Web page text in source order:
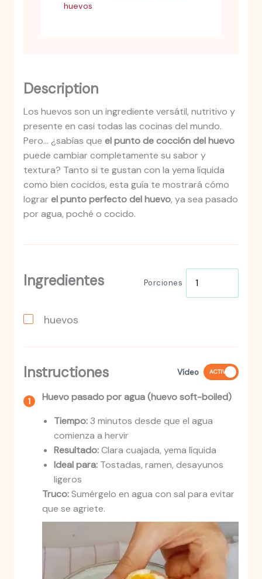
huevos
Description
Los huevos son un ingrediente versátil, nutritivo y
presente en casi todas las cocinas del mundo.
Pero… ¿sabías que el punto de cocción del huevo
puede cambiar completamente su sabor y
textura? Tanto si te gustan con la yema líquida
como bien cocidos, esta guía te mostrará cómo
lograrel punto perfecto del huevo, ya sea pasado
por agua, poché o cocido.
Ingredientes Porciones
huevos
Instructiones Vídeo ACTIVO
Huevo pasado por agua (huevo soft-boiled)
Tiempo:3 minutos desde que el agua
comienza a hervir
Resultado:Clara cuajada, yema líquida
Ideal para:Tostadas, ramen, desayunos
ligeros
Truco:Sumérgelo en agua con sal para evitar
que se agriete.